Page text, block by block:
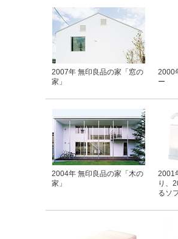
2007年 無印良品の家「窓の
家」
2000
ー
2004年 無印良品の家「木の
家」
2001
り、
るソ